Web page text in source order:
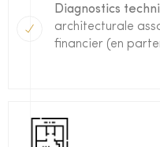
Diagnostics
architecturale
financier (en